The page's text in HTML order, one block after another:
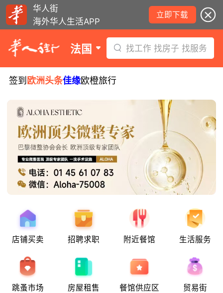
华人街
海外华人生活APP
立即下载
法国 找工作 找房子 找服务
签到 欧洲头条佳缘欧橙旅行
店铺买卖 招聘求职 附近餐馆 生活服务
跳蚤市场 房屋租售 餐馆供应区 贸易街
8月6日要闻：法国医学实习名额大增！
炉！
巴黎地铁音乐家海选启动！